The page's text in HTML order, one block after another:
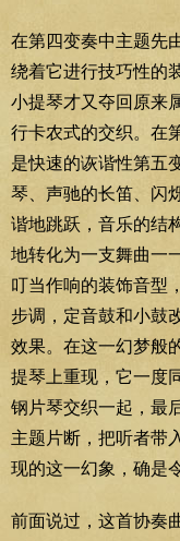
在第四变奏中主题先
绕着它进行技巧性的
小提琴才又夺回原来
行卡农式的交织。在
是快速的诙谐性第五
琴、声驰的长笛、闪
谐地跳跃，音乐的结
地转化为一支舞曲一
叮当作响的装饰音型
步调，定音鼓和小鼓
效果。在这一幻梦般
提琴上重现，它一度
钢片琴交织一起，最
主题片断，把听者带
现的这一幻象，确是
前面说过，这首协奏